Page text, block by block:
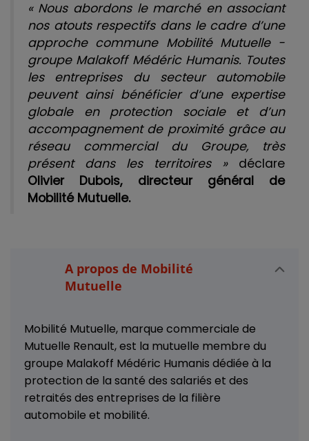
« Nous abordons le marché en associant
nos atouts respectifs dans le cadre d’une
approche commune Mobilité Mutuelle -
groupe Malakoff Médéric Humanis. Toutes
les entreprises du secteur automobile
peuvent ainsi bénéficier d’une expertise
globale en protection sociale et d’un
accompagnement de proximité grâce au
réseau commercial du Groupe, très
présent dans les territoires » déclare
Olivier Dubois, directeur général de
Mobilité Mutuelle.
A propos de Mobilité
Mutuelle
Mobilité Mutuelle, marque commerciale de
Mutuelle Renault, est la mutuelle membre du
groupe Malakoff Médéric Humanis dédiée à la
protection de la santé des salariés et des
retraités des entreprises de la filière
automobile et mobilité.